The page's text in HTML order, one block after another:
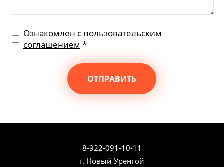
Ознакомлен с пользовательским
соглашением *
ОТПРАВИТЬ
8-922-091-10-11
г. Новый Уренгой